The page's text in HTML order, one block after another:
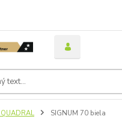
SIGNUM 70 biela